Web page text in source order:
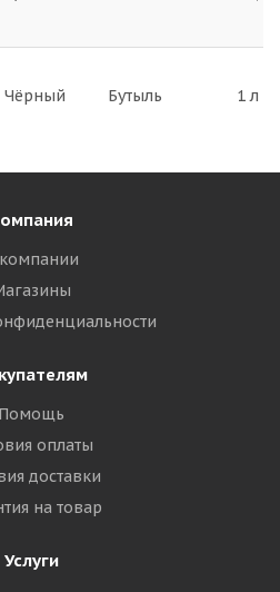
Чёрный Бутыль 1 л
Помощь
оплаты
доставки
на товар
Услуги